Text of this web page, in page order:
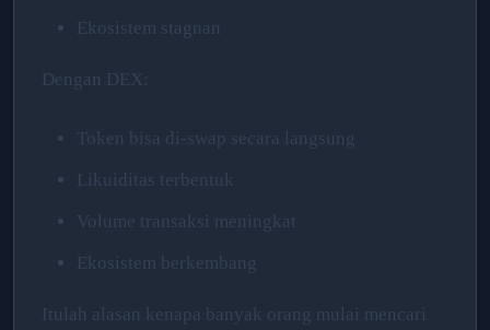
Ekosistem stagnan
Dengan DEX:
Token bisa di-swap secara langsung
Likuiditas terbentuk
Volume transaksi meningkat
Ekosistem berkembang
Itulah alasan kenapa banyak orang mulai mencari